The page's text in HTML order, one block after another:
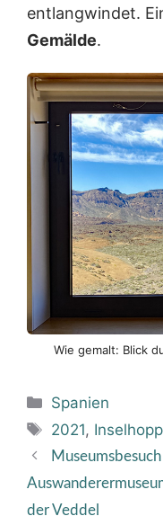
entlangwindet.
Gemälde.
Wie gemalt: Blick
Kategorien
Spanien
Schlagwörter
2021,
der Veddel